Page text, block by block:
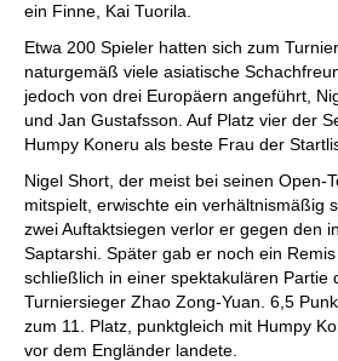
ein Finne, Kai Tuorila.
Etwa 200 Spieler hatten sich zum
naturgemäß viele asiatische
jedoch von drei Europäern angeführt,
und Jan Gustafsson. Auf Platz vier der
Humpy Koneru als beste Frau der
Nigel Short, der meist bei seinen Open-
mitspielt, erwischte ein verhältnismäßig
zwei Auftaktsiegen verlor er gegen den
Saptarshi. Später gab er noch ein
schließlich in einer spektakulären Partie
Turniersieger Zhao Zong-Yuan. 6,5
zum 11. Platz, punktgleich mit Humpy
vor dem Engländer landete.